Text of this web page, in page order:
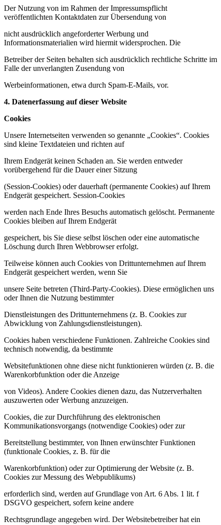
Der Nutzung von im Rahmen der Impressumspflicht
veröffentlichten Kontaktdaten zur Übersendung von
nicht ausdrücklich angeforderter Werbung und
Informationsmaterialien wird hiermit widersprochen. Die
Betreiber der Seiten behalten sich ausdrücklich rechtliche Schritte im
Falle der unverlangten Zusendung von
Werbeinformationen, etwa durch Spam-E-Mails, vor.
4. Datenerfassung auf dieser Website
Cookies
Unsere Internetseiten verwenden so genannte „Cookies“. Cookies
sind kleine Textdateien und richten auf
Ihrem Endgerät keinen Schaden an. Sie werden entweder
vorübergehend für die Dauer einer Sitzung
(Session-Cookies) oder dauerhaft (permanente Cookies) auf Ihrem
Endgerät gespeichert. Session-Cookies
werden nach Ende Ihres Besuchs automatisch gelöscht. Permanente
Cookies bleiben auf Ihrem Endgerät
gespeichert, bis Sie diese selbst löschen oder eine automatische
Löschung durch Ihren Webbrowser erfolgt.
Teilweise können auch Cookies von Drittunternehmen auf Ihrem
Endgerät gespeichert werden, wenn Sie
unsere Seite betreten (Third-Party-Cookies). Diese ermöglichen uns
oder Ihnen die Nutzung bestimmter
Dienstleistungen des Drittunternehmens (z. B. Cookies zur
Abwicklung von Zahlungsdienstleistungen).
Cookies haben verschiedene Funktionen. Zahlreiche Cookies sind
technisch notwendig, da bestimmte
Websitefunktionen ohne diese nicht funktionieren würden (z. B. die
Warenkorbfunktion oder die Anzeige
von Videos). Andere Cookies dienen dazu, das Nutzerverhalten
auszuwerten oder Werbung anzuzeigen.
Cookies, die zur Durchführung des elektronischen
Kommunikationsvorgangs (notwendige Cookies) oder zur
Bereitstellung bestimmter, von Ihnen erwünschter Funktionen
(funktionale Cookies, z. B. für die
Warenkorbfunktion) oder zur Optimierung der Website (z. B.
Cookies zur Messung des Webpublikums)
erforderlich sind, werden auf Grundlage von Art. 6 Abs. 1 lit. f
DSGVO gespeichert, sofern keine andere
Rechtsgrundlage angegeben wird. Der Websitebetreiber hat ein